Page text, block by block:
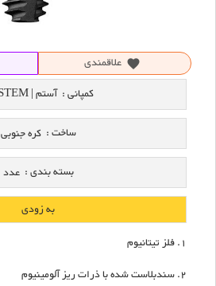
favorite علاقمندی
کمپانی :آستم | OSSTEM
ساخت :کره جنوبی
بسته بندی :عدد
به زودی
فلز تیتانیوم
سندبلاست شده با ذرات ریز آلومینیوم